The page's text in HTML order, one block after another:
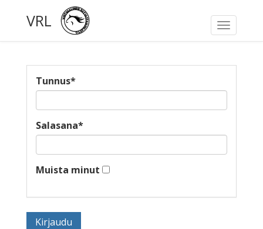
Toggle
VRL
Tunnus*
Salasana*
Muista minut